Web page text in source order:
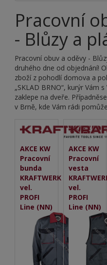
Pracovní
- Blůzy a
Pracovní obuv a oděvy -
druhého dne od objednání!
zboží z pohodlí domova a
„SKLAD BRNO“, kurýr Vám
zaklepe na dveře.
v Brně, kde Vám rádi
AKCE KW
Pracovní
bunda
KRAFTWERK
vel.
PROFI
Line (NN)
AKCE KW
Pracovní
vesta
vel.
PROFI
Line (NN)